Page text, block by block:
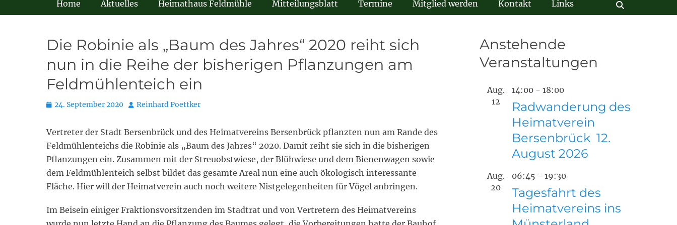
Home Aktuelles Heimathaus Feldmühle Mitteilungsblatt Termine Mitglied werden Kontakt Links
Die Robinie als „Baum des Jahres“ 2020 reiht sich
nun in die Reihe der bisherigen Pflanzungen am
Feldmühlenteich ein
Posted
24. September 2020 Autor
Reinhard Poettker
Vertreter der Stadt Bersenbrück und des Heimatvereins Bersenbrück pflanzten nun am Rande des
Feldmühlenteichs die Robinie als „Baum des Jahres“ 2020. Damit reiht sie sich in die bisherigen
Pflanzungen ein. Zusammen mit der Streuobstwiese, der Blühwiese und dem Bienenwagen sowie
dem Feldmühlenteich selbst bildet das gesamte Areal nun eine auch ökologisch interessante
Fläche. Hier will der Heimatverein auch noch weitere Nistgelegenheiten für Vögel anbringen.
Im Beisein einiger Fraktionsvorsitzenden im Stadtrat und von Vertretern des Heimatvereins
Anstehende
Veranstaltungen
Aug.
12
14:00 - 18:00
Radwanderung des
Heimatverein
Bersenbrück 12.
August 2026
Aug.
20
06:45 - 19:30
Tagesfahrt des
Heimatvereins ins